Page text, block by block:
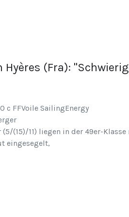
Hyères (Fra):
(15)/11) liegen in der 49er-
eingesegelt,